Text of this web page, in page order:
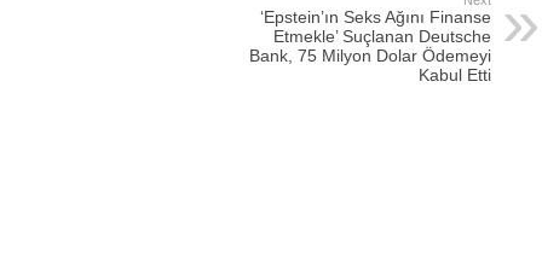
‘Epstein’ın Seks Ağını Finanse
Etmekle’ Suçlanan Deutsche
Bank, 75 Milyon Dolar Ödemeyi
Kabul Etti